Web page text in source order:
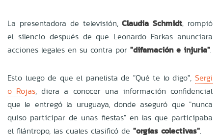
La presentadora de televisión,Claudia Schmidt, rompió
el silencio después de que Leonardo Farkas anunciara
acciones legales en su contra por "difamación e injuria".
Esto luego de que el panelista de "Qué te lo digo", Sergi
o Rojas, diera a conocer una información confidencial
que le entregó la uruguaya, donde aseguró que "nunca
quiso participar de unas fiestas" en las que participaba
el filántropo, las cuales clasificó de "orgías colectivas".